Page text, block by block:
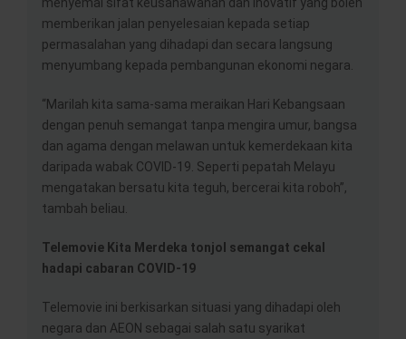
menyemai sifat keusahawanan dan inovatif yang boleh
memberikan jalan penyelesaian kepada setiap
permasalahan yang dihadapi dan secara langsung
menyumbang kepada pembangunan ekonomi negara.
“Marilah kita sama-sama meraikan Hari Kebangsaan
dengan penuh semangat tanpa mengira umur, bangsa
dan agama dengan melawan untuk kemerdekaan kita
daripada wabak COVID-19. Seperti pepatah Melayu
mengatakan bersatu kita teguh, bercerai kita roboh”,
tambah beliau.
Telemovie Kita Merdeka tonjol semangat cekal
hadapi cabaran COVID-19
Telemovie ini berkisarkan situasi yang dihadapi oleh
negara dan AEON sebagai salah satu syarikat